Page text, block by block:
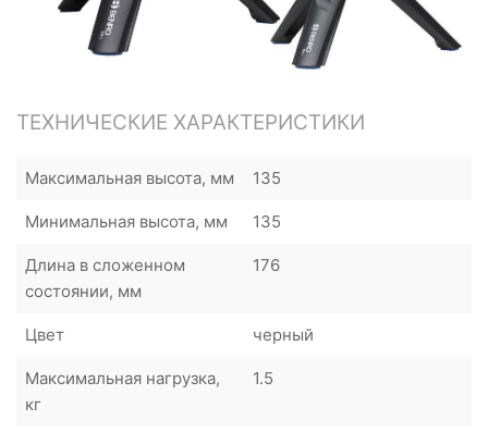
ТЕХНИЧЕСКИЕ ХАРАКТЕРИСТИКИ
Максимальная высота, мм 135
Минимальная высота, мм 135
Длина в сложенном
состоянии, мм
176
Цвет черный
Максимальная нагрузка,
кг
1.5